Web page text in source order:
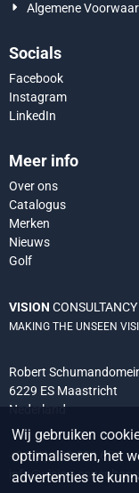
Algemene
Socials
Facebook
Instagram
LinkedIn
Meer info
Over ons
Catalogus
Merken
Nieuws
Golf
VISION
MAKING THE UNSEEN
Robert
6229 ES Maastricht
Nederland
+31 (0) 438 522 651
info@vision-
Wij gebruiken
optimaliseren, het
advertenties te